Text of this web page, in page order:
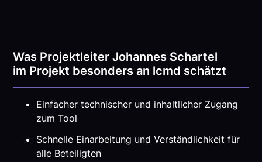
Was Projektleiter Johannes Schartel
im Projekt besonders an lcmd schätzt
Einfacher technischer und inhaltlicher Zugang
zum Tool
Schnelle Einarbeitung und Verständlichkeit für
alle Beteiligten